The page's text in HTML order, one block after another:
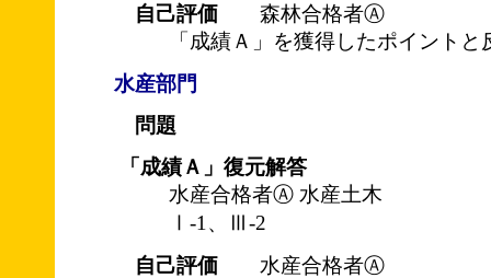
自己評価 森林合格者Ⓐ
「成績Ａ」を獲得したポイントと
水産部門
問題
「成績Ａ」復元解答
水産合格者Ⓐ 水産土木
Ⅰ-1、Ⅲ-2
自己評価 水産合格者Ⓐ